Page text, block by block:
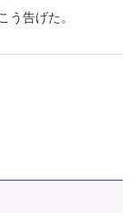
う告げた。